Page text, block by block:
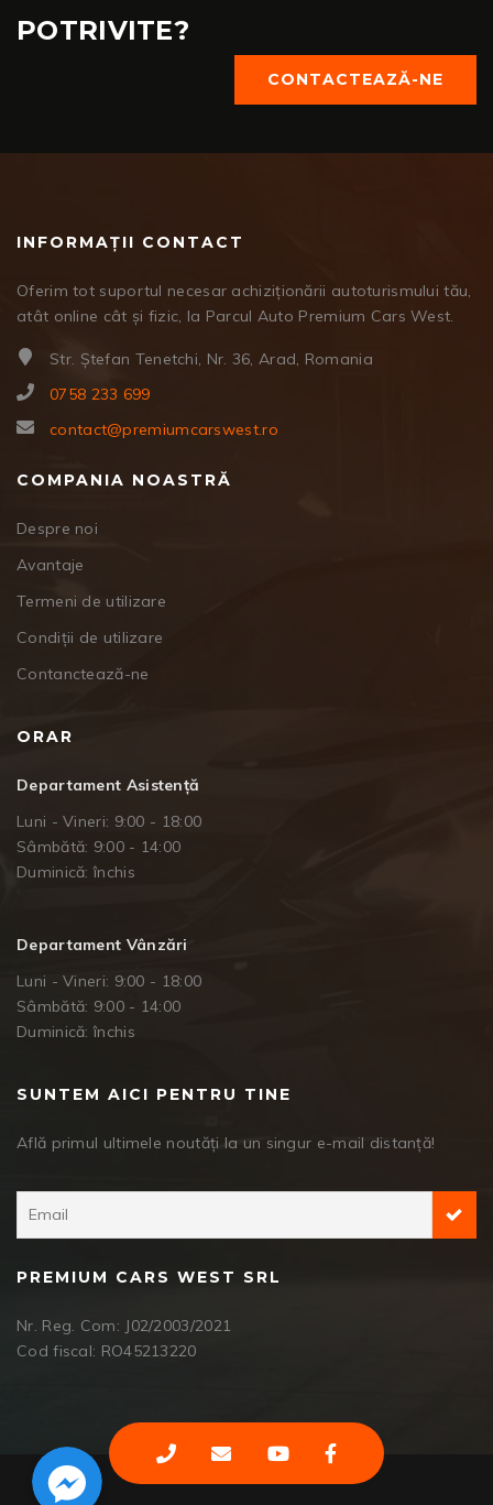
POTRIVITE?
CONTACTEAZĂ-NE
INFORMAȚII CONTACT
Oferim tot suportul necesar achiziționării autoturismului tău,
atât online cât și fizic, la Parcul Auto Premium Cars West.
Str. Ștefan Tenetchi, Nr. 36, Arad, Romania
0758 233 699
contact@premiumcarswest.ro
COMPANIA NOASTRĂ
Despre noi
Avantaje
Termeni de utilizare
Condiții de utilizare
Contanctează-ne
ORAR
Departament Asistență
Luni - Vineri: 9:00 - 18:00
Sâmbătă: 9:00 - 14:00
Duminică: închis
Departament Vânzări
Luni - Vineri: 9:00 - 18:00
Sâmbătă: 9:00 - 14:00
Duminică: închis
SUNTEM AICI PENTRU TINE
Află primul ultimele noutăți la un singur e-mail distanță!
PREMIUM CARS WEST SRL
Nr. Reg. Com: J02/2003/2021
Cod fiscal: RO45213220
Facebook Messenger